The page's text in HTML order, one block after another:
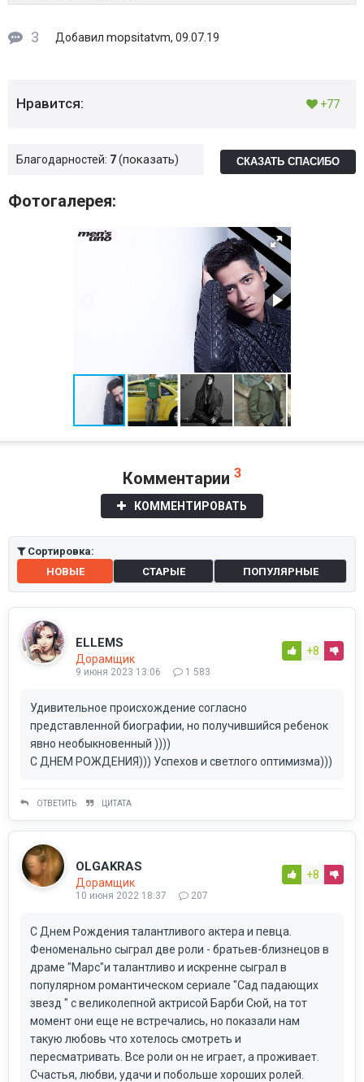
3 Добавил mopsitatvm, 09.07.19
Нравится: +77
Благодарностей: 7 показать СКАЗАТЬ СПАСИБО
Фотогалерея:
Комментарии 3
КОММЕНТИРОВАТЬ
Сортировка:
НОВЫЕ
СТАРЫЕ ПОПУЛЯРНЫЕ
ELLEMS
Дорамщик
9 июня 2023 13:06 1 583
+8
Удивительное происхождение согласно
представленной биографии, но получившийся ребенок
явно необыкновенный ))))
С ДНЕМ РОЖДЕНИЯ))) Успехов и светлого оптимизма)))
ОТВЕТИТЬ ЦИТАТА
OLGAKRAS
Дорамщик
10 июня 2022 18:37 207
+8
С Днем Рождения талантливого актера и певца.
Феноменально сыграл две роли - братьев-близнецов в
драме "Марс"и талантливо и искренне сыграл в
популярном романтическом сериале "Сад падающих
звезд " с великолепной актрисой Барби Сюй, на тот
момент они еще не встречались, но показали нам
такую любовь что хотелось смотреть и
пересматривать. Все роли он не играет, а проживает.
Счастья, любви, удачи и побольше хороших ролей.